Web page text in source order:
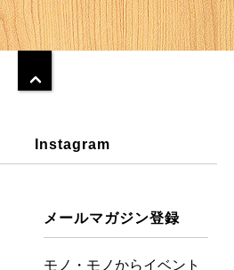
Instagram
メールマガジン登録
モノ・モノからイベント